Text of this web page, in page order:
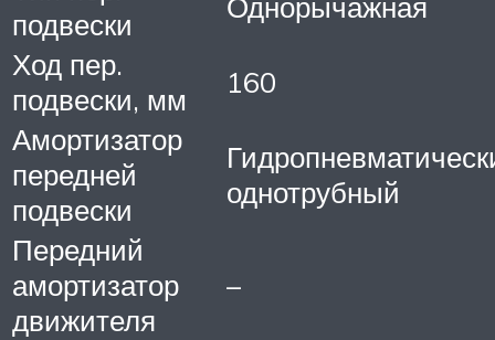
подвески
Ход пер.
подвески, мм
160
Амортизатор
передней
подвески
однотрубный
Передний
амортизатор
движителя
–